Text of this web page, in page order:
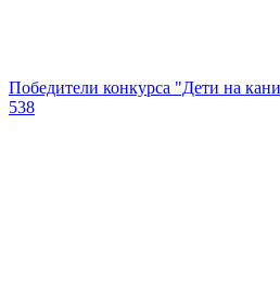
Победители конкурса "Дети на
538